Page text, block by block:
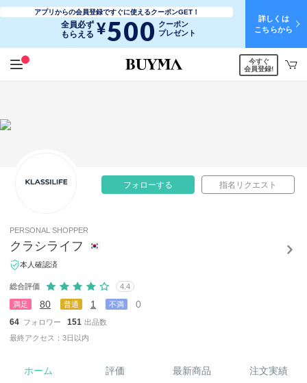
アプリからの会員登録ですぐに使えるクーポンGET！
全員必ず
もらえる ¥500 クーポン
プレゼント
詳しくは
こちらから
今すぐ
会員登録!
フォローする 指名リクエスト
PERSONAL SHOPPER
クラシライフ
本人確認済
総合評価 4.4
満足 80 普通 1 不満 0
64 フォロワー 151 出品数
最終アクセス：3日以内
ホーム 評価 最新商品 注文実績